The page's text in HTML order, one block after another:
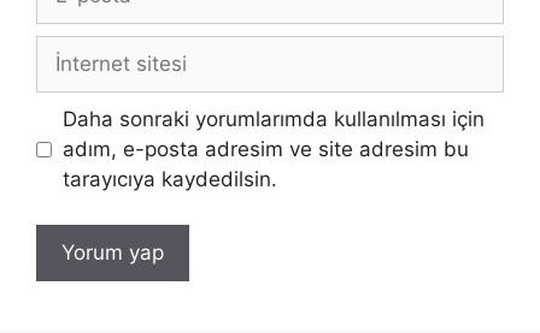
posta
İnternet
sitesi
Daha sonraki yorumlarımda kullanılması için
adım, e-posta adresim ve site adresim bu
tarayıcıya kaydedilsin.